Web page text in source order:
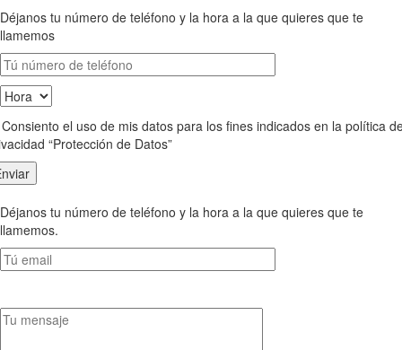
Déjanos tu número de teléfono y la hora a la que quieres que te
llamemos
el uso de mis datos para los fines indicados en la política
“Protección de Datos”
Déjanos tu número de teléfono y la hora a la que quieres que te
llamemos.